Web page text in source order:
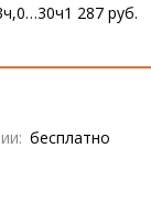
1 287 руб.
бесплатно